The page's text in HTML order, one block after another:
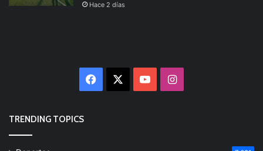
Hace 2 días
Facebook YouTubeInstagram
TRENDING TOPICS